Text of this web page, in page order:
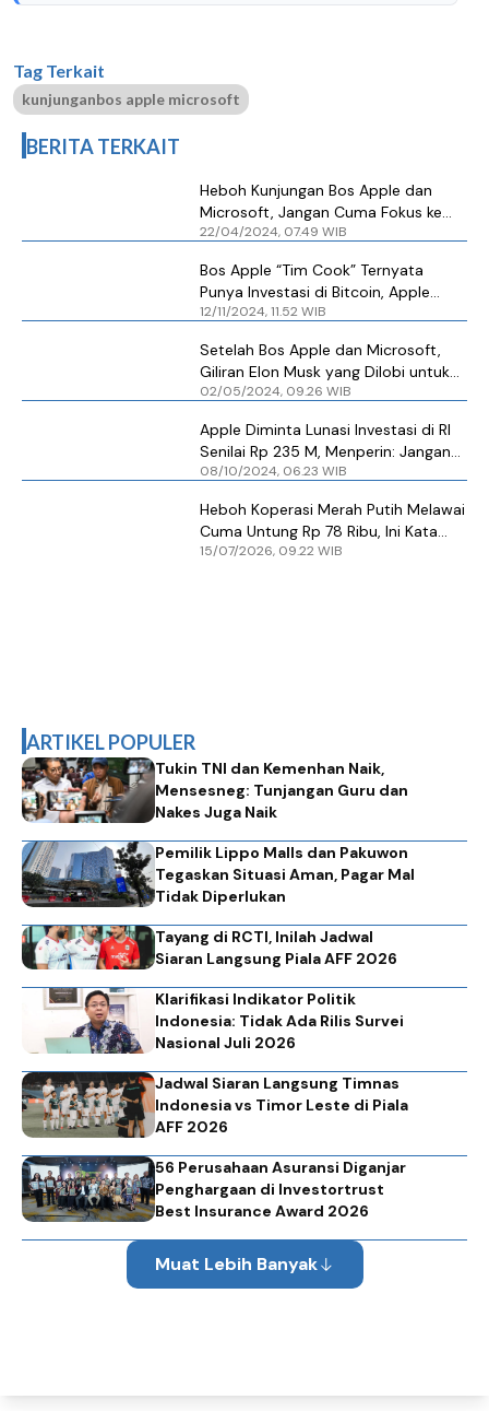
Tag Terkait
kunjunganbos apple microsoft
BERITA TERKAIT
Heboh Kunjungan Bos Apple dan
Microsoft, Jangan Cuma Fokus ke
Pengembangan IKN
22/04/2024, 07.49 WIB
Bos Apple “Tim Cook” Ternyata
Punya Investasi di Bitcoin, Apple
Punya Rencana di Pengembangan
12/11/2024, 11.52 WIB
Setelah Bos Apple dan Microsoft,
Giliran Elon Musk yang Dilobi untuk
Datang ke Indonesia
02/05/2024, 09.26 WIB
Apple Diminta Lunasi Investasi di RI
Senilai Rp 235 M, Menperin: Jangan
Cuma Bangun Sekolah
08/10/2024, 06.23 WIB
Heboh Koperasi Merah Putih Melawai
Cuma Untung Rp 78 Ribu, Ini Kata
Menkop
15/07/2026, 09.22 WIB
ARTIKEL POPULER
Tukin TNI dan Kemenhan Naik,
Mensesneg: Tunjangan Guru dan
Nakes Juga Naik
Pemilik Lippo Malls dan Pakuwon
Tegaskan Situasi Aman, Pagar Mal
Tidak Diperlukan
Tayang di RCTI, Inilah Jadwal
Siaran Langsung Piala AFF 2026
Klarifikasi Indikator Politik
Indonesia: Tidak Ada Rilis Survei
Nasional Juli 2026
Jadwal Siaran Langsung Timnas
Indonesia vs Timor Leste di Piala
AFF 2026
56 Perusahaan Asuransi Diganjar
Penghargaan di Investortrust
Best Insurance Award 2026
Muat Lebih Banyak